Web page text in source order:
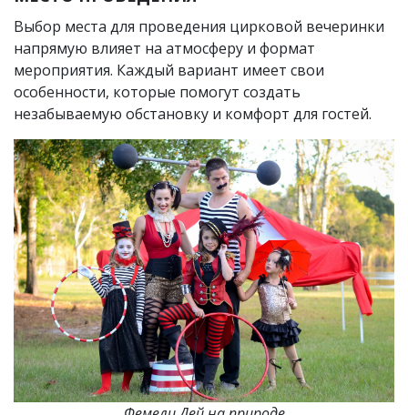
Выбор места для проведения цирковой вечеринки
напрямую влияет на атмосферу и формат
мероприятия. Каждый вариант имеет свои
особенности, которые помогут создать
незабываемую обстановку и комфорт для гостей.